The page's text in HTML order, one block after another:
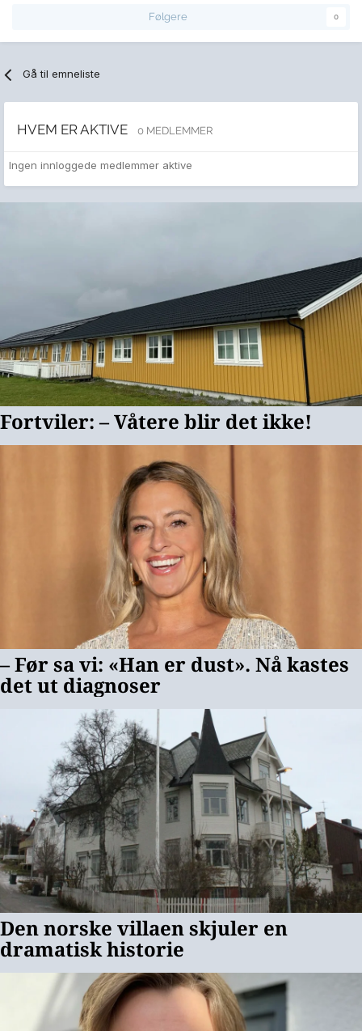
Følgere 0
Gå til emneliste
HVEM ER AKTIVE 0 MEDLEMMER
Ingen innloggede medlemmer aktive